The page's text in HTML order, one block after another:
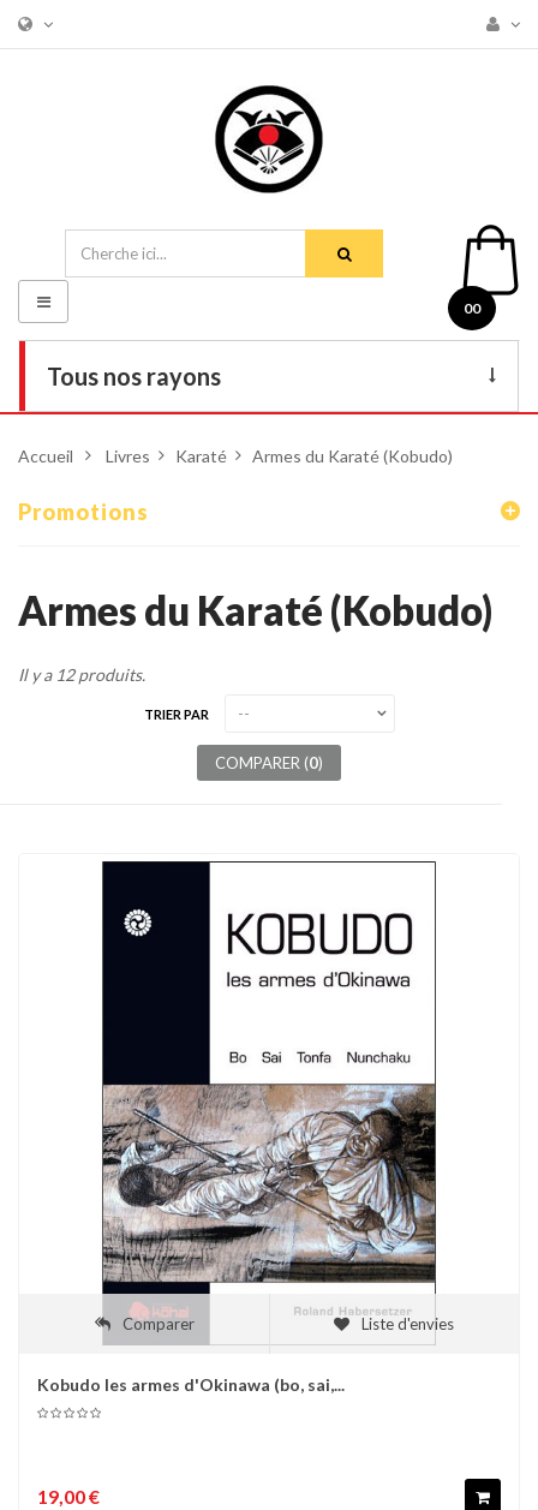
00
Tous nos rayons
Armes
Chaussures
Cible de frappe
Condition physique
Basculer
la
navigation
Accueil > Livres > Karaté > Armes du Karaté (Kobudo)
Promotions
Armes du Karaté (Kobudo)
Il y a 12 produits.
TRIER PAR
COMPARER (0)
Comparer Liste d'envies
Kobudo les armes d'Okinawa (bo, sai,...
19,00 €